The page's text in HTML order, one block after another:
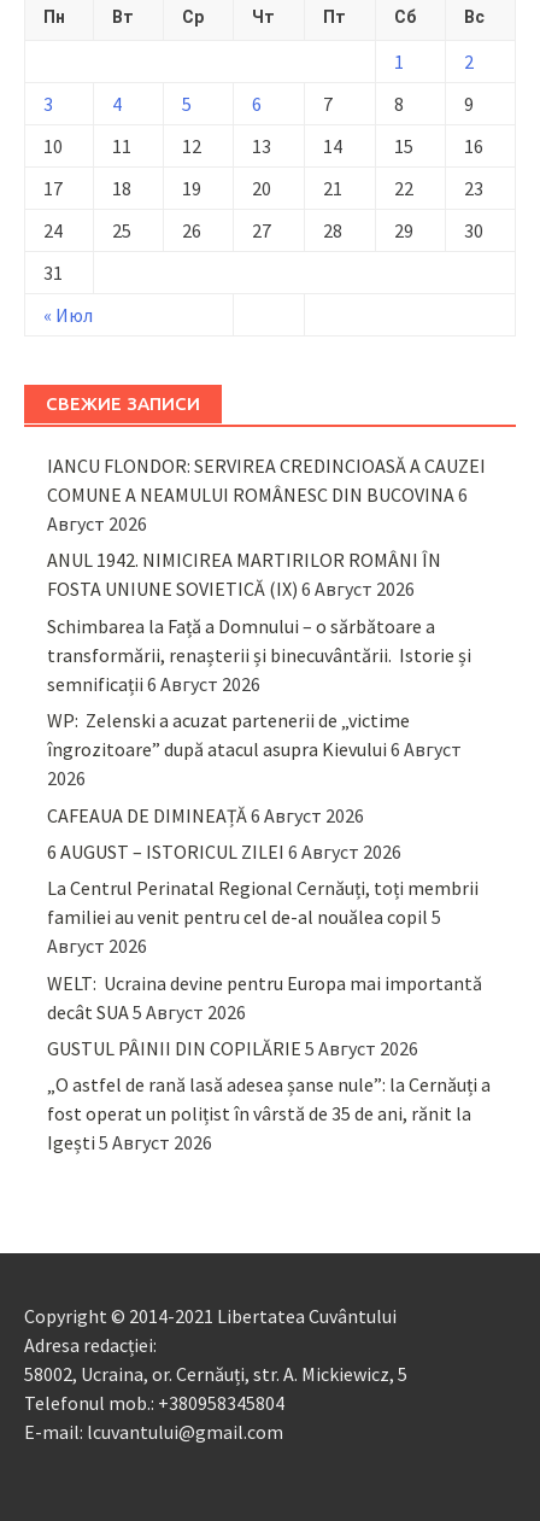
Пн Вт Ср Чт Пт Сб Вс
« Июл
1
2
3
4 5 6 7 8
9
10
11 12 13 14 15
16
17
18 19 20 21 22
23
24
25 26 27 28 29
30
31
СВЕЖИЕ ЗАПИСИ
IANCU FLONDOR: SERVIREA CREDINCIOASĂ A CAUZEI
COMUNE A NEAMULUI ROMÂNESC DIN BUCOVINA6
Август 2026
ANUL 1942. NIMICIREA MARTIRILOR ROMÂNI ÎN
FOSTA UNIUNE SOVIETICĂ (IX) 6 Август 2026
Schimbarea la Față a Domnului – o sărbătoare a
transformării, renașterii și binecuvântării. Istorie și
semnificații 6 Август 2026
WP: Zelenski a acuzat partenerii de „victime
îngrozitoare” după atacul asupra Kievului 6 Август
2026
CAFEAUA DE DIMINEAȚĂ6 Август 2026
6 AUGUST – ISTORICUL ZILEI 6 Август 2026
La Centrul Perinatal Regional Cernăuți, toți membrii
familiei au venit pentru cel de-al nouălea copil 5
Август 2026
WELT: Ucraina devine pentru Europa mai importantă
decât SUA5 Август 2026
GUSTUL PÂINII DIN COPILĂRIE 5 Август 2026
„O astfel de rană lasă adesea șanse nule”: la Cernăuți a
fost operat un polițist în vârstă de 35 de ani, rănit la
Igești 5 Август 2026
Copyright © 2014-2021 Libertatea Cuvântului
Adresa redacției:
58002, Ucraina, or. Cernăuți, str. A. Mickiewicz, 5
Telefonul mob.: +380958345804
E-mail: lcuvantului@gmail.com